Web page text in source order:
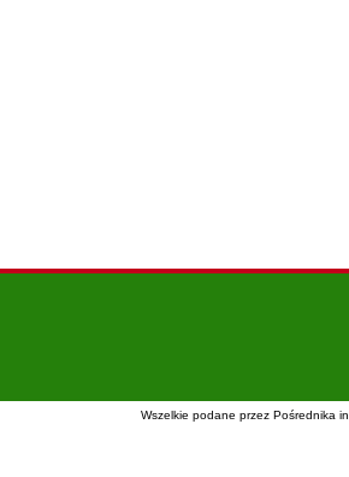
Wszelkie podane przez Pośrednika